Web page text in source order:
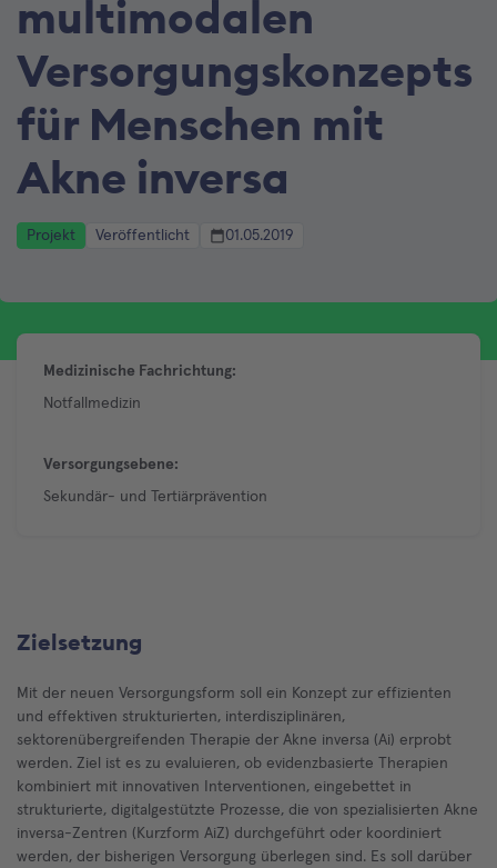
multimodalen
Versorgungskonzepts
für Menschen mit
Akne inversa
Projekt Veröffentlicht 01.05.2019
Medizinische Fachrichtung:
Notfallmedizin
Versorgungsebene:
Sekundär- und Tertiärprävention
Zielsetzung
Mit der neuen Versorgungsform soll ein Konzept zur effizienten
und effektiven strukturierten, interdisziplinären,
sektorenübergreifenden Therapie der Akne inversa (Ai) erprobt
werden. Ziel ist es zu evaluieren, ob evidenzbasierte Therapien
kombiniert mit innovativen Interventionen, eingebettet in
strukturierte, digitalgestützte Prozesse, die von spezialisierten Akne
inversa-Zentren (Kurzform AiZ) durchgeführt oder koordiniert
werden, der bisherigen Versorgung überlegen sind. Es soll darüber